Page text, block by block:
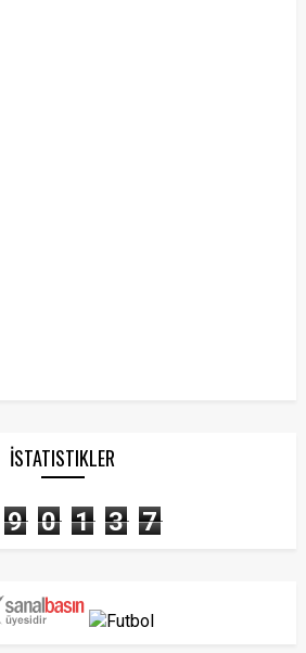
İSTATISTIKLER
9 0 1 3 7